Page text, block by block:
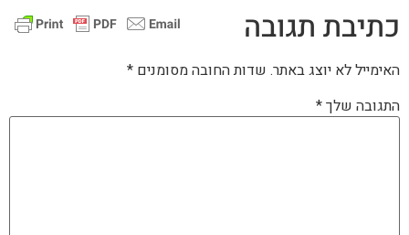
כתיבת תגובה
האימייל לא יוצג באתר. שדות החובה מסומנים *
התגובה שלך*